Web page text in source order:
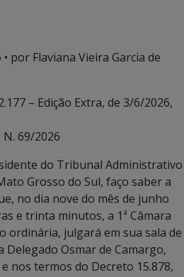
• por Flaviana Vieira Garcia de
– Edição Extra, de 3/6/2026,
N. 69/2026
do Tribunal Administrativo
Grosso do Sul, faço saber a
no dia nove do mês de junho
e trinta minutos, a 1ª Câmara
ordinária, julgará em sua sala de
Delegado Osmar de Camargo,
nos termos do Decreto 15.878,